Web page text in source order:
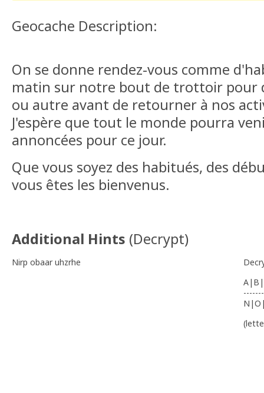
Geocache Description:
On se donne rendez-vous comme
matin sur notre bout de trottoir pour
ou autre avant de retourner à nos
J'espère que tout le monde pourra
annoncées pour ce jour.
Que vous soyez des habitués, des
vous êtes les bienvenus.
Additional Hints (Decrypt)
Nirp obaar uhzrhe